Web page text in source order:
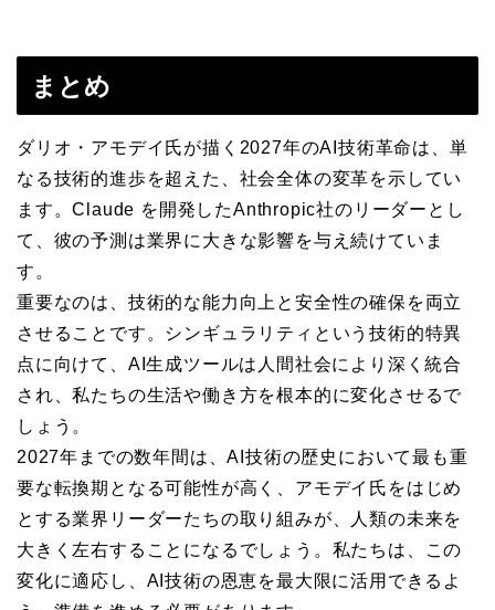
まとめ
ダリオ・アモデイ氏が描く2027年のAI技術革命は、単
なる技術的進歩を超えた、社会全体の変革を示してい
ます。Claude を開発したAnthropic社のリーダーとし
て、彼の予測は業界に大きな影響を与え続けていま
す。
重要なのは、技術的な能力向上と安全性の確保を両立
させることです。シンギュラリティという技術的特異
点に向けて、AI生成ツールは人間社会により深く統合
され、私たちの生活や働き方を根本的に変化させるで
しょう。
2027年までの数年間は、AI技術の歴史において最も重
要な転換期となる可能性が高く、アモデイ氏をはじめ
とする業界リーダーたちの取り組みが、人類の未来を
大きく左右することになるでしょう。私たちは、この
変化に適応し、AI技術の恩恵を最大限に活用できるよ